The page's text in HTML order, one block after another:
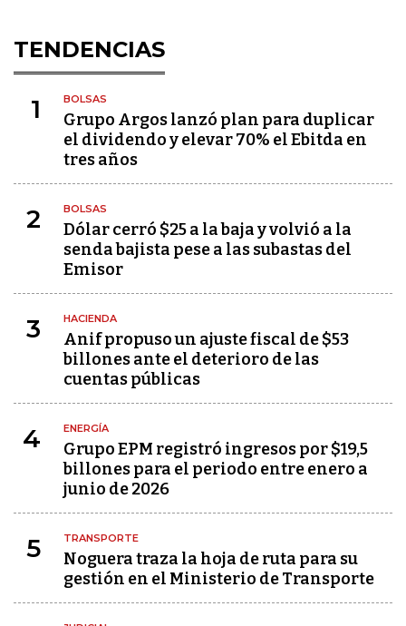
TENDENCIAS
1 BOLSAS
Grupo Argos lanzó plan para duplicar
el dividendo y elevar 70% el Ebitda en
tres años
2 BOLSAS
Dólar cerró $25 a la baja y volvió a la
senda bajista pese a las subastas del
Emisor
3 HACIENDA
Anif propuso un ajuste fiscal de $53
billones ante el deterioro de las
cuentas públicas
4 ENERGÍA
Grupo EPM registró ingresos por $19,5
billones para el periodo entre enero a
junio de 2026
5 TRANSPORTE
Noguera traza la hoja de ruta para su
gestión en el Ministerio de Transporte